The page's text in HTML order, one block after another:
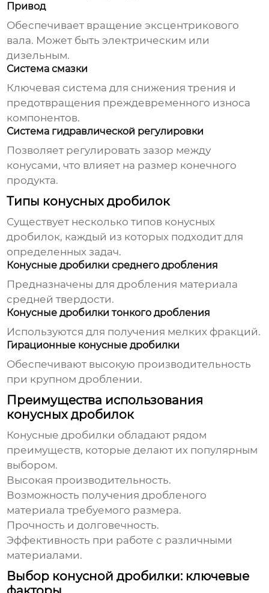
Привод
Обеспечивает вращение эксцентрикового
вала. Может быть электрическим или
дизельным.
Система смазки
Ключевая система для снижения трения и
предотвращения преждевременного износа
компонентов.
Система гидравлической регулировки
Позволяет регулировать зазор между
конусами, что влияет на размер конечного
продукта.
Типы конусных дробилок
Существует несколько типов конусных
дробилок, каждый из которых подходит для
определенных задач.
Конусные дробилки среднего дробления
Предназначены для дробления материала
средней твердости.
Конусные дробилки тонкого дробления
Используются для получения мелких фракций.
Гирационные конусные дробилки
Обеспечивают высокую производительность
при крупном дроблении.
Преимущества использования
конусных дробилок
Конусные дробилки обладают рядом
преимуществ, которые делают их популярным
выбором.
Высокая производительность.
Возможность получения дробленого
материала требуемого размера.
Прочность и долговечность.
Эффективность при работе с различными
материалами.
Выбор конусной дробилки: ключевые